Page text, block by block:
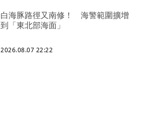
白海豚路徑又南修！ 海警範圍擴增
到「東北部海面」
2026.08.07 22:22